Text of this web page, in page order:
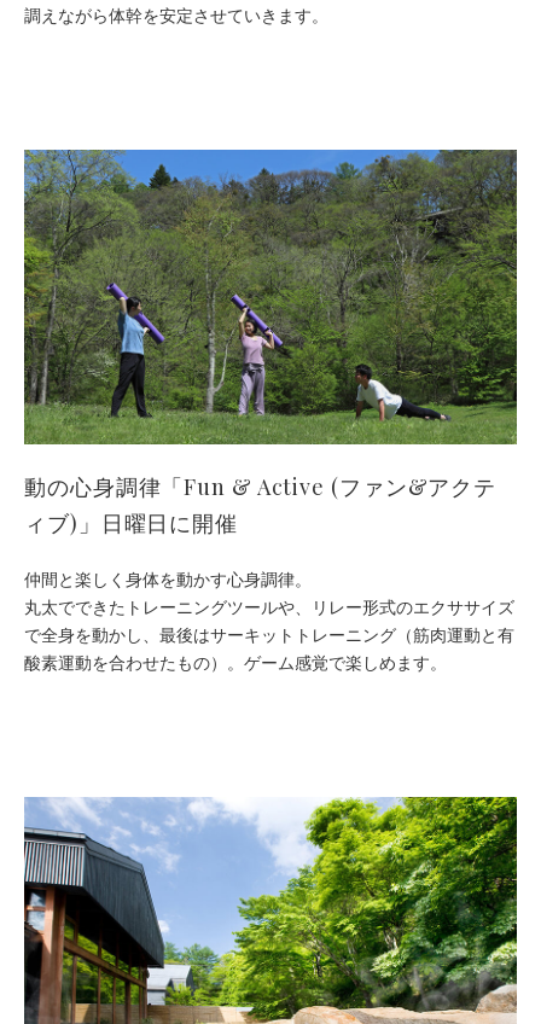
調えながら体幹を安定させていきます。
動の心身調律「Fun & Active (ファン&アクテ
ィブ)」日曜日に開催
仲間と楽しく身体を動かす心身調律。
丸太でできたトレーニングツールや、リレー形式のエクササイズ
で全身を動かし、最後はサーキットトレーニング（筋肉運動と有
酸素運動を合わせたもの）。ゲーム感覚で楽しめます。